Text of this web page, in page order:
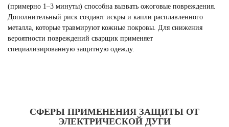
(примерно 1–3 минуты) способна вызвать ожоговые повреждения.
Дополнительный риск создают искры и капли расплавленного
металла, которые травмируют кожные покровы. Для снижения
вероятности повреждений сварщик применяет
специализированную защитную одежду.
СФЕРЫ ПРИМЕНЕНИЯ ЗАЩИТЫ ОТ
ЭЛЕКТРИЧЕСКОЙ ДУГИ